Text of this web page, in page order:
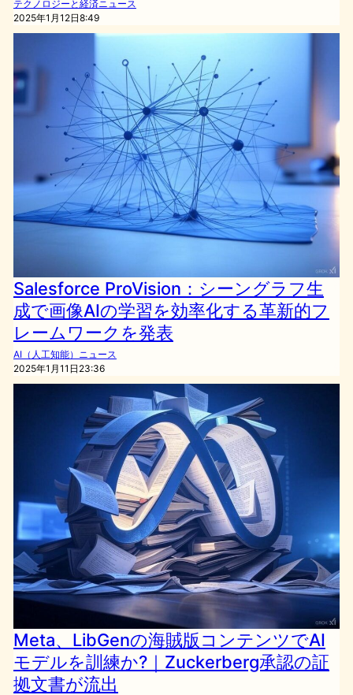
テクノロジーと経済ニュース
2025年1月12日8:49
Salesforce ProVision：シーングラフ生
成で画像AIの学習を効率化する革新的フ
レームワークを発表
AI（人工知能）ニュース
2025年1月11日23:36
Meta、LibGenの海賊版コンテンツでAI
モデルを訓練か?｜Zuckerberg承認の証
拠文書が流出